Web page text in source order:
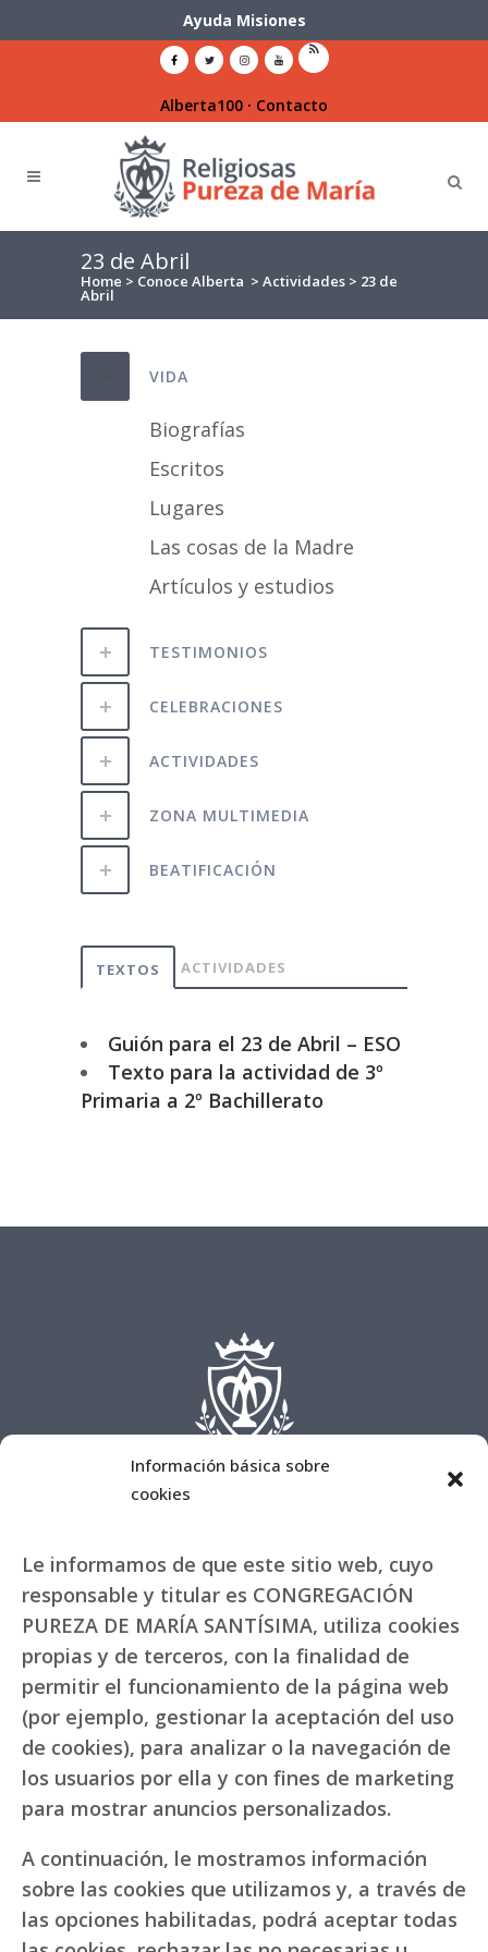
Información básica sobre
cookies
Le informamos de que este sitio web, cuyo
responsable y titular es CONGREGACIÓN
PUREZA DE MARÍA SANTÍSIMA, utiliza cookies
propias y de terceros, con la finalidad de
permitir el funcionamiento de la página web
(por ejemplo, gestionar la aceptación del uso
de cookies), para analizar o la navegación de
los usuarios por ella y con fines de marketing
para mostrar anuncios personalizados.
A continuación, le mostramos información
sobre las cookies que utilizamos y, a través de
las opciones habilitadas, podrá aceptar todas
Ayuda Misiones
Alberta100 · Contacto
23 de Abril
Home > Conoce Alberta > Actividades > 23 de
Abril
VIDA
Biografías
Escritos
Lugares
Las cosas de la Madre
Artículos y estudios
TESTIMONIOS
CELEBRACIONES
ACTIVIDADES
ZONA MULTIMEDIA
BEATIFICACIÓN
TEXTOS ACTIVIDADES
Guión para el 23 de Abril – ESO
Texto para la actividad de 3º
Primaria a 2º Bachillerato